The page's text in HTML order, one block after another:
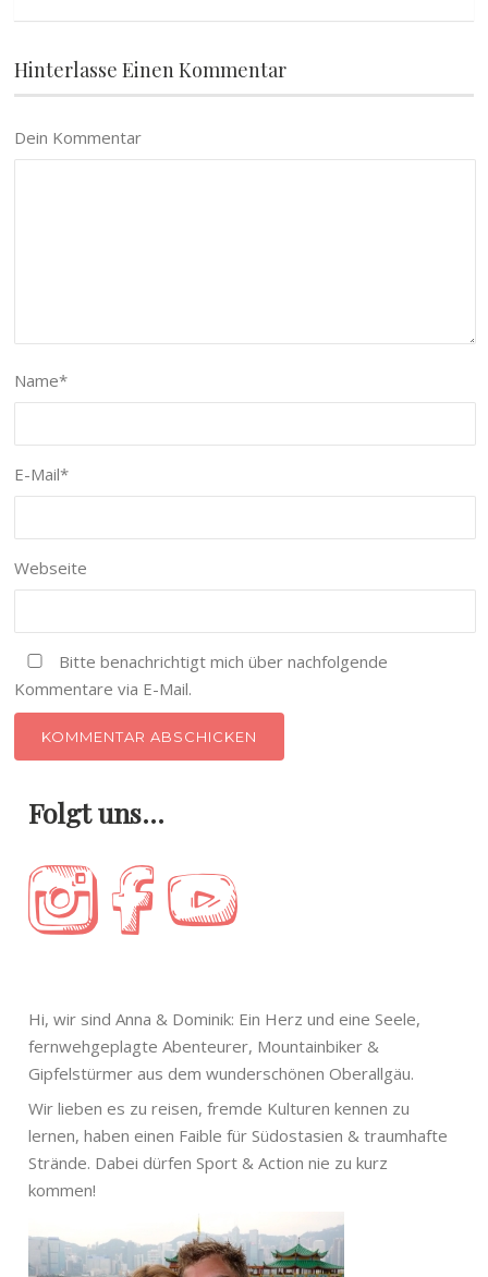
Hinterlasse Einen Kommentar
Dein Kommentar
Name*
E-Mail*
Webseite
Bitte benachrichtigt mich über nachfolgende
Kommentare via E-Mail.
Folgt uns…
Hi, wir sind Anna & Dominik: Ein Herz und eine Seele,
fernwehgeplagte Abenteurer, Mountainbiker &
Gipfelstürmer aus dem wunderschönen Oberallgäu.
Wir lieben es zu reisen, fremde Kulturen kennen zu
lernen, haben einen Faible für Südostasien & traumhafte
Strände. Dabei dürfen Sport & Action nie zu kurz
kommen!